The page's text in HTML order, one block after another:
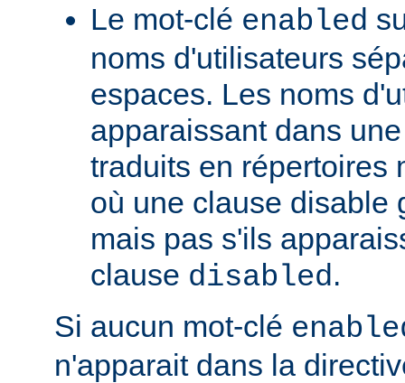
Le mot-clé enabled
noms d'utilisateurs
espaces. Les noms
apparaissant dans
traduits en répertoires
où une clause disable
mais pas s'ils
clause disabled.
Si aucun mot-clé
n'apparait dans la